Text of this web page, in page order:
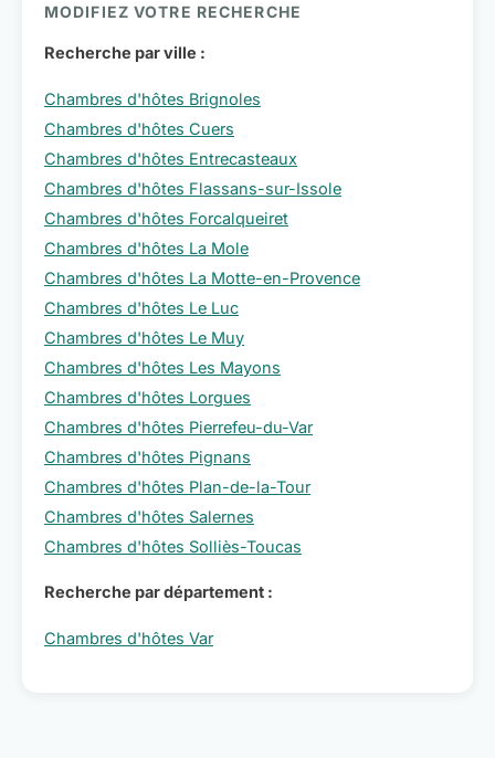
MODIFIEZ VOTRE RECHERCHE
Recherche par ville :
Chambres d'hôtes Brignoles
Chambres d'hôtes Cuers
Chambres d'hôtes Entrecasteaux
Chambres d'hôtes Flassans-sur-Issole
Chambres d'hôtes Forcalqueiret
Chambres d'hôtes La Mole
Chambres d'hôtes La Motte-en-Provence
Chambres d'hôtes Le Luc
Chambres d'hôtes Le Muy
Chambres d'hôtes Les Mayons
Chambres d'hôtes Lorgues
Chambres d'hôtes Pierrefeu-du-Var
Chambres d'hôtes Pignans
Chambres d'hôtes Plan-de-la-Tour
Chambres d'hôtes Salernes
Chambres d'hôtes Solliès-Toucas
Recherche par département :
Chambres d'hôtes Var